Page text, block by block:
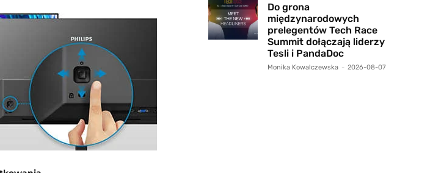
Do grona
międzynarodowych
prelegentów Tech Race
Summit dołączają liderzy
Tesli i PandaDoc
Monika Kowalczewska - 2026-08-07